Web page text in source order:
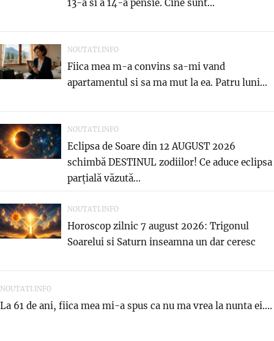
13-a si a 14-a pensie. Cine sunt...
NOUTATI.INFO
Fiica mea m-a convins sa-mi vand
apartamentul si sa ma mut la ea. Patru luni...
NOUTATI.INFO
Eclipsa de Soare din 12 AUGUST 2026
schimbă DESTINUL zodiilor! Ce aduce eclipsa
parțială văzută...
NOUTATI.INFO
Horoscop zilnic 7 august 2026: Trigonul
Soarelui si Saturn inseamna un dar ceresc
NOUTATI.INFO
La 61 de ani, fiica mea mi-a spus ca nu ma vrea la nunta ei....